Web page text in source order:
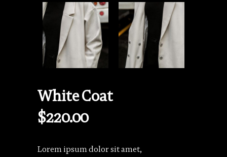
White Coat
$220.00
Lorem ipsum dolor sit amet,